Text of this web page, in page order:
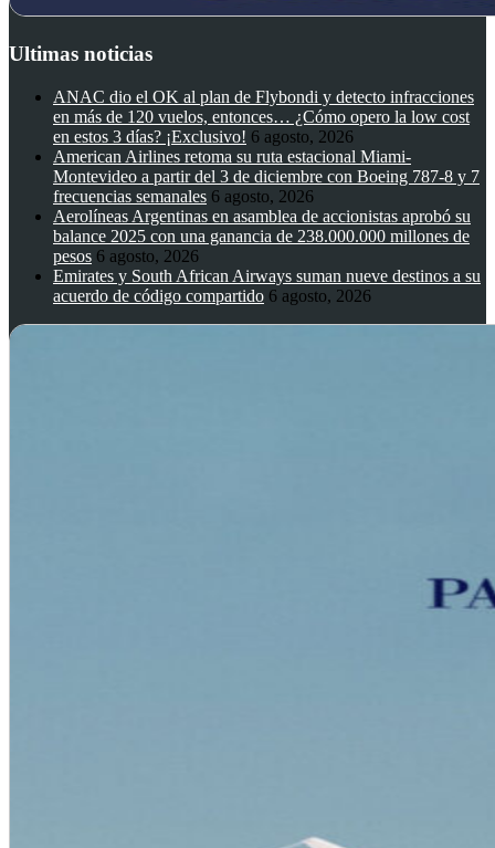
Ultimas noticias
ANAC dio el OK al plan de Flybondi y detecto infracciones
en más de 120 vuelos, entonces… ¿Cómo opero la low cost
en estos 3 días? ¡Exclusivo! 6 agosto, 2026
American Airlines retoma su ruta estacional Miami-
Montevideo a partir del 3 de diciembre con Boeing 787-8 y 7
frecuencias semanales 6 agosto, 2026
Aerolíneas Argentinas en asamblea de accionistas aprobó su
balance 2025 con una ganancia de 238.000.000 millones de
pesos 6 agosto, 2026
Emirates y South African Airways suman nueve destinos a su
acuerdo de código compartido 6 agosto, 2026